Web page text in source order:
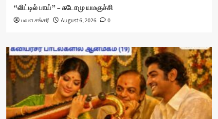
“லிட்டில் பாய்” – சுடோமு யமகுச்சி
பவள சங்கரி August 6, 2026 0